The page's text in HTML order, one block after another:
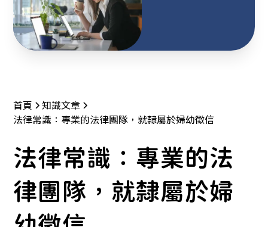
首頁
知識文章
法律常識：專業的法律團隊，就隸屬於婦幼徵信
法律常識：專業的法
律團隊，就隸屬於婦